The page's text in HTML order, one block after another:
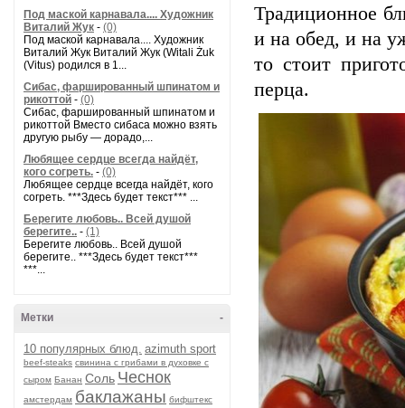
Под маской карнавала.... Художник
Виталий Жук - (0)
Под маской карнавала.... Художник
Виталий Жук Виталий Жук (Witali Żuk
(Vitus) родился в 1...
Сибас, фаршированный шпинатом и
рикоттой - (0)
Сибас, фаршированный шпинатом и
рикоттой Вместо сибаса можно взять
другую рыбу — дорадо,...
Любящее сердце всегда найдёт,
кого согреть. - (0)
Любящее сердце всегда найдёт, кого
согреть. ***Здесь будет текст*** ...
Берегите любовь.. Всей душой
берегите.. - (1)
Берегите любовь.. Всей душой
берегите.. ***Здесь будет текст***
***...
-
Метки
10 популярных блюд. azimuth sport
beef-stеаks cвинина с грибами в духовке с
сыром Банан Соль Чеснок
амстердам баклажаны бифштекс
Традиционное
и на обед, и на
то стоит
перца.